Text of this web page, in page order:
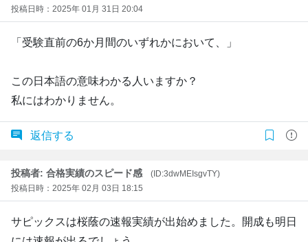
投稿日時：2025年 01月 31日 20:04
「受験直前の6か月間のいずれかにおいて、」
この日本語の意味わかる人いますか？
私にはわかりません。
返信する
投稿者: 合格実績のスピード感
(ID:3dwMEIsgvTY)
投稿日時：2025年 02月 03日 18:15
サピックスは桜蔭の速報実績が出始めました。開成も明日